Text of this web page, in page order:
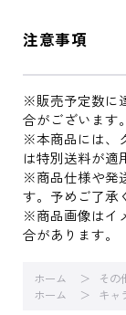
注意事項
※販売予定数に
合がございます。
※本商品には、
は特別送料が適
※商品仕様や発
す。予めご了承
※商品画像はイ
合があります。
ホーム その
ホーム
キャ